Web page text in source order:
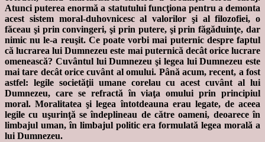
Atunci puterea enormă a statutului funcţiona pentru a demonta
acest sistem moral-duhovnicesc al valorilor şi al filozofiei, o
făceau şi prin convingeri, şi prin putere, şi prin făgăduinţe, dar
nimic nu le-a reuşit. Ce poate vorbi mai puternic despre faptul
că lucrarea lui Dumnezeu este mai puternică decât orice lucrare
omenească? Cuvântul lui Dumnezeu şi legea lui Dumnezeu este
mai tare decât orice cuvânt al omului. Până acum, recent, a fost
astfel: legile societăţii umane corelau cu acest cuvânt al lui
Dumnezeu, care se refractă în viaţa omului prin principiul
moral. Moralitatea şi legea întotdeauna erau legate, de aceea
legile cu uşurinţă se îndeplineau de către oameni, deoarece în
limbajul uman, în limbajul politic era formulată legea morală a
lui Dumnezeu.